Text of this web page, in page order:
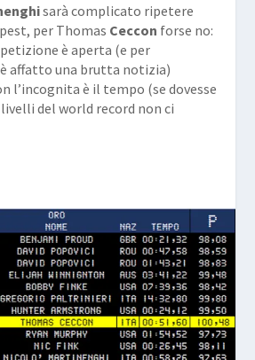
sarà complicato ripetere
per Thomas Ceccon forse no:
è aperta (e per
affatto una brutta notizia)
l’incognita è il tempo (se dovesse
del world record non ci